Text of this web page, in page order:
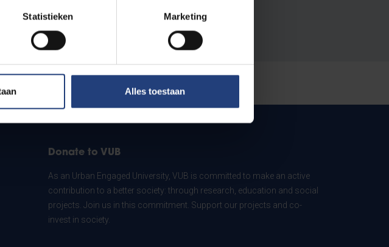
Statistieken Marketing
Alles toestaan
Donate to VUB
As an Urban Engaged University, VUB is committed to make an active
contribution to a better society: through research, education and social
projects. Join us in this commitment. Support our projects and co-
invest in society.